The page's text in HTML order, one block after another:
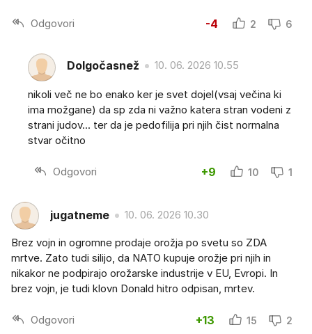
Odgovori -4 2 6
Dolgočasnež 10. 06. 2026 10.55
nikoli več ne bo enako ker je svet dojel(vsaj večina ki
ima možgane) da sp zda ni važno katera stran vodeni z
strani judov... ter da je pedofilija pri njih čist normalna
stvar očitno
Odgovori +9 10 1
jugatneme 10. 06. 2026 10.30
Brez vojn in ogromne prodaje orožja po svetu so ZDA
mrtve. Zato tudi silijo, da NATO kupuje orožje pri njih in
nikakor ne podpirajo orožarske industrije v EU, Evropi. In
brez vojn, je tudi klovn Donald hitro odpisan, mrtev.
Odgovori +13 15 2